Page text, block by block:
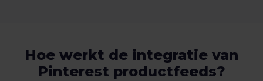
Hoe werkt de integratie van
Pinterest productfeeds?